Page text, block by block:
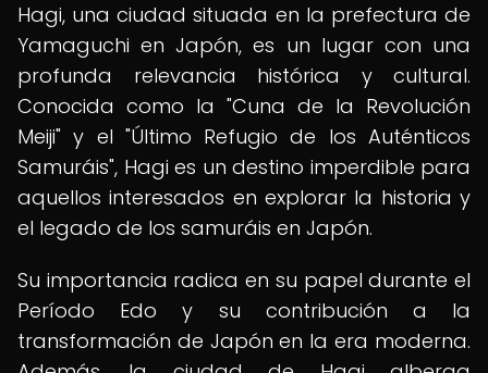
Hagi, una ciudad situada en la prefectura de
Yamaguchi en Japón, es un lugar con una
profunda relevancia histórica y cultural.
Conocida como la "Cuna de la Revolución
Meiji" y el "Último Refugio de los Auténticos
Samuráis", Hagi es un destino imperdible para
aquellos interesados en explorar la historia y
el legado de los samuráis en Japón.
Su importancia radica en su papel durante el
Período Edo y su contribución a la
transformación de Japón en la era moderna.